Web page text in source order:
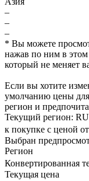
–
–
–
* Вы можете
нажав по ним в этом
который не меняет
Если вы хотите
умолчанию цены для
регион и
Текущий регион: RU
к покупке с ценой
Выбран
Регион
Конвертированная
Текущая цена